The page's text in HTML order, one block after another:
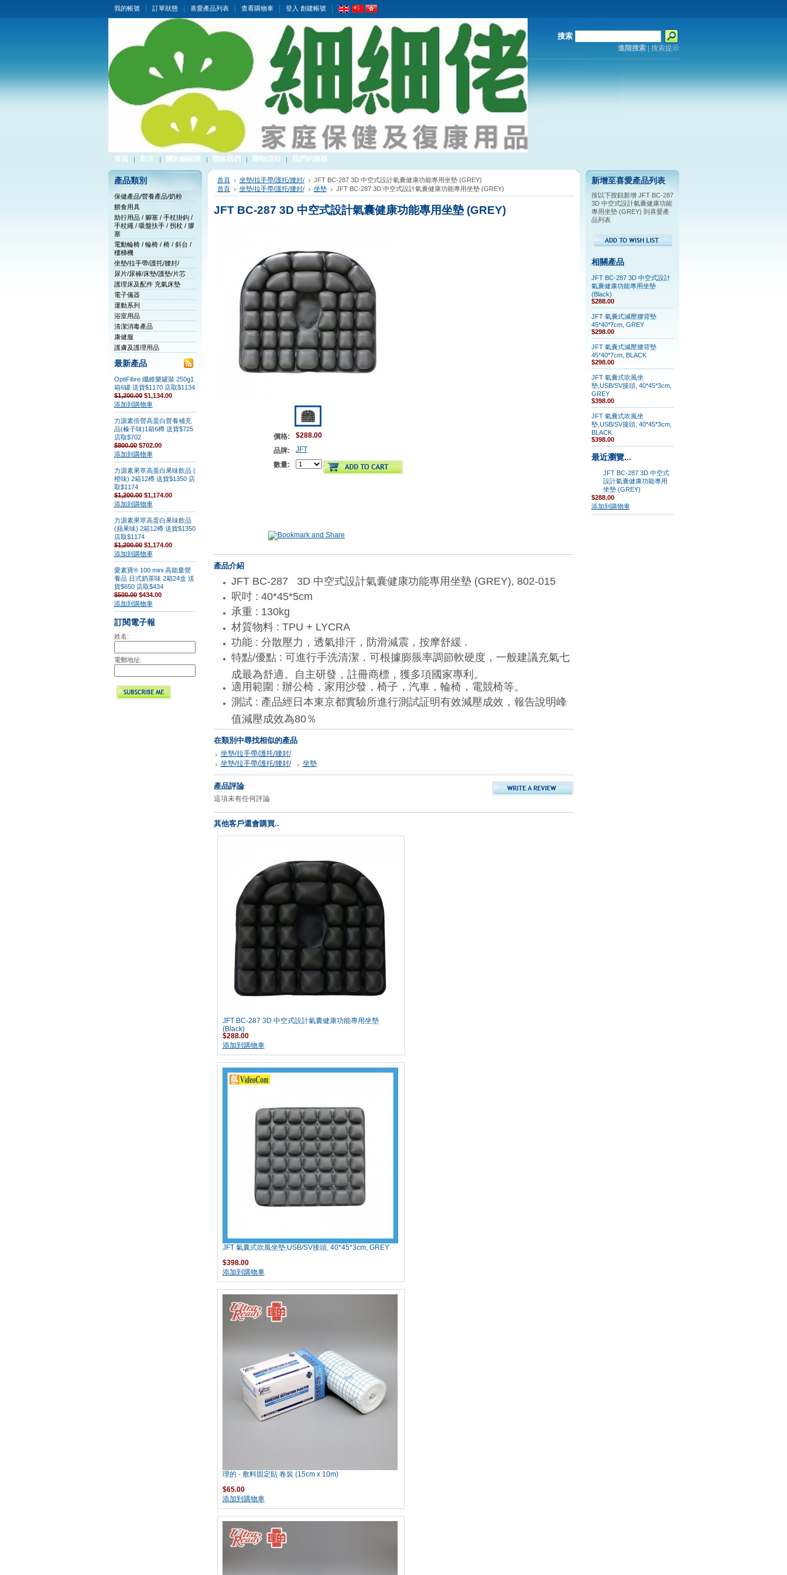
我的帳號 訂單狀態 喜愛產品列表 查看購物車 登入 創建帳號
搜索
進階搜索| 搜索提示
首頁 影片 關於細細佬 聯絡我們 購物須知 我們的服務
產品類別
保健產品/營養產品/奶粉
餵食用具
助行用品 / 腳塞 / 手杖掛鈎 /
手杖繩 / 吸盤扶手 / 拐杖 / 膠
塞
電動輪椅 / 輪椅 / 椅 / 斜台 /
樓梯機
坐墊/拉手帶/護托/腰封/
尿片/尿褲/床墊/護墊/片芯
護理床及配件 充氣床墊
電子儀器
運動系列
浴室用品
清潔消毒產品
康健服
護膚及護理用品
最新產品
OptiFibre 纖維樂罐裝 250g1
箱6罐 送貨$1170 店取$1134
$1,200.00$1,134.00
添加到購物車
力源素倍營高蛋白營養補充
品(榛子味)1箱6樽 送貨$725
店取$702
$800.00$702.00
添加到購物車
力源素果萃高蛋白果味飲品 (
橙味) 2箱12樽 送貨$1350 店
取$1174
$1,200.00$1,174.00
添加到購物車
力源素果萃高蛋白果味飲品
(蘋果味) 2箱12樽 送貨$1350
店取$1174
$1,200.00$1,174.00
添加到購物車
愛素寶® 100 mini 高能量營
養品 日式奶茶味 2箱24盒 送
貨$650 店取$434
$500.00$434.00
添加到購物車
訂閱電子報
姓名:
電郵地址:
首頁 坐墊/拉手帶/護托/腰封/
JFT BC-287 3D 中空式設計氣囊健康功能專用坐墊 (GREY)
首頁
坐墊/拉手帶/護托/腰封/ 坐墊 JFT BC-287 3D 中空式設計氣囊健康功能專用坐墊 (GREY)
JFT BC-287 3D 中空式設計氣囊健康功能專用坐墊 (GREY)
價格:
$288.00
品牌:
JFT
數量:
產品介紹
JFT BC-287 3D 中空式設計氣囊健康功能專用坐墊 (GREY), 802-015
呎吋 : 40*45*5cm
承重 : 130kg
材質物料 : TPU + LYCRA
功能 : 分散壓力，透氣排汗，防滑減震，按摩舒緩 .
特點/優點 : 可進行手洗清潔．可根據膨脹率調節軟硬度，一般建議充氣七
成最為舒適。自主研發，註冊商標，獲多項國家專利。
適用範圍 : 辦公椅，家用沙發，椅子，汽車，輪椅，電競椅等。
測試 : 產品經日本東京都實驗所進行測試証明有效減壓成效，報告說明峰
值減壓成效為80％
在類別中尋找相似的產品
坐墊/拉手帶/護托/腰封/
坐墊/拉手帶/護托/腰封/
坐墊
產品評論
這項未有任何評論
其他客戶還會購買..
JFT BC-287 3D 中空式設計氣囊健康功能專用坐墊
(Black)
$288.00
添加到購物車
JFT 氣囊式吹風坐墊,USB/SV接頭, 40*45*3cm, GREY
$398.00
添加到購物車
理的 - 敷料固定貼 卷裝 (15cm x 10m)
$65.00
添加到購物車
新增至喜愛產品列表
按以下按鈕新增 JFT BC-287
3D 中空式設計氣囊健康功能
專用坐墊 (GREY) 到喜愛產
品列表
相關產品
JFT BC-287 3D 中空式設計
氣囊健康功能專用坐墊
(Black)
$288.00
JFT 氣囊式減壓腰背墊
45*40*7cm, GREY
$298.00
JFT 氣囊式減壓腰背墊
45*40*7cm, BLACK
$298.00
JFT 氣囊式吹風坐
墊,USB/SV接頭, 40*45*3cm,
GREY
$398.00
JFT 氣囊式吹風坐
墊,USB/SV接頭, 40*45*3cm,
BLACK
$398.00
最近瀏覽...
JFT BC-287 3D 中空式
設計氣囊健康功能專用
坐墊 (GREY)
$288.00
添加到購物車